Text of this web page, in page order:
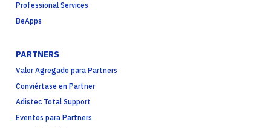
Professional Services
BeApps
PARTNERS
Valor Agregado para Partners
Conviértase en Partner
Adistec Total Support
Eventos para Partners